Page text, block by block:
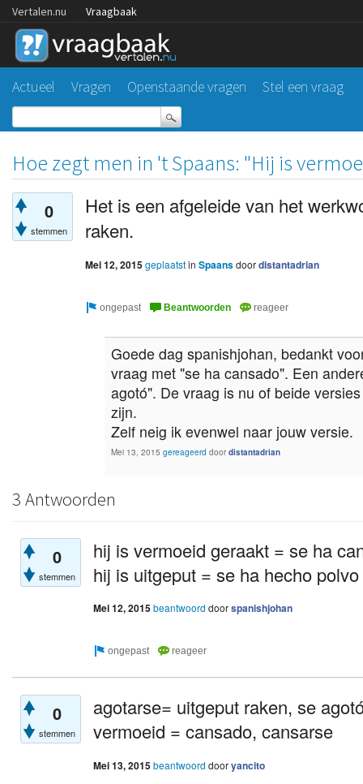
Vertalen.nu Vraagbaak
Actueel Vragen Openstaande vragen Stel een vraag
Hoe zegt men in 't Spaans: "Hij is
0
stemmen
Het is een afgeleide van het
raken.
Mei 12, 2015geplaatstin Spaansdoordistantadrian
Goede dag spanishjohan, bedankt
vraag met "se ha cansado". Een
agotó". De vraag is nu of beide
zijn.
Zelf neig ik evenwel naar jouw versie.
Mei 13, 2015 gereageerd doordistantadrian
3 Antwoorden
0
stemmen
hij is vermoeid geraakt = se ha
hij is uitgeput = se ha hecho
Mei 12, 2015beantwoord doorspanishjohan
0
stemmen
agotarse= uitgeput raken, se
vermoeid = cansado, cansarse
Mei 13, 2015beantwoord dooryancito